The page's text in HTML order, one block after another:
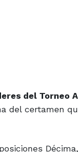
del Torneo
del certamen